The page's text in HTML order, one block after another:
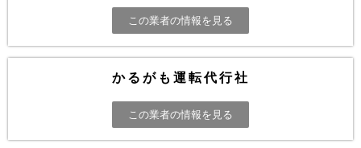
この業者の情報を見る
かるがも運転代行社
この業者の情報を見る